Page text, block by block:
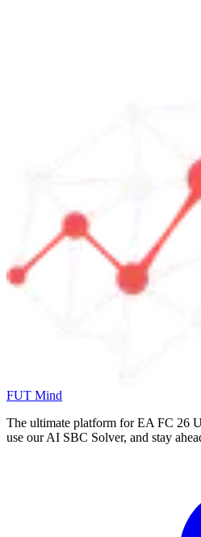
FUT Mind
The ultimate platform for EA FC 26
use our AI SBC Solver, and stay